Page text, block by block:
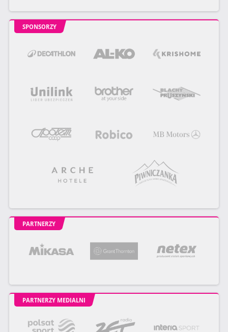
SPONSORZY
PARTNERZY
PARTNERZY MEDIALNI